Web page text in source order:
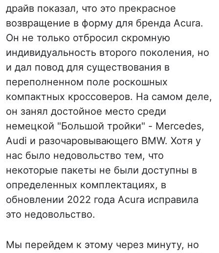
драйв показал, что это прекрасное
возвращение в форму для бренда Acura.
Он не только отбросил скромную
индивидуальность второго поколения, но
и дал повод для существования в
переполненном поле роскошных
компактных кроссоверов. На самом деле,
он занял достойное место среди
немецкой "Большой тройки" - Mercedes,
Audi и разочаровывающего BMW. Хотя у
нас было недовольство тем, что
некоторые пакеты не были доступны в
определенных комплектациях, в
обновлении 2022 года Acura исправила
это недовольство.
Мы перейдем к этому через минуту, но